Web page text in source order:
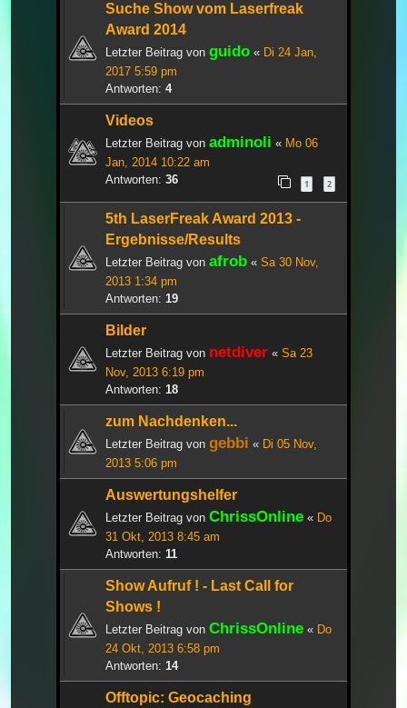
Suche Show vom Laserfreak
Award 2014
Letzter Beitrag von guido « Di 24 Jan,
2017 5:59 pm
Antworten: 4
Videos
Letzter Beitrag von adminoli « Mo 06
Jan, 2014 10:22 am
Antworten: 36 1 2
5th LaserFreak Award 2013 -
Ergebnisse/Results
Letzter Beitrag von afrob « Sa 30 Nov,
2013 1:34 pm
Antworten: 19
Bilder
Letzter Beitrag von netdiver « Sa 23
Nov, 2013 6:19 pm
Antworten: 18
zum Nachdenken...
Letzter Beitrag von gebbi « Di 05 Nov,
2013 5:06 pm
Auswertungshelfer
Letzter Beitrag von ChrissOnline « Do
31 Okt, 2013 8:45 am
Antworten: 11
Show Aufruf ! - Last Call for
Shows !
Letzter Beitrag von ChrissOnline « Do
24 Okt, 2013 6:58 pm
Antworten: 14
Offtopic: Geocaching